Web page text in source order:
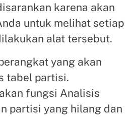
karena akan
untuk melihat setiap
alat tersebut.
yang akan
tabel partisi.
fungsi Analisis
partisi yang hilang dan